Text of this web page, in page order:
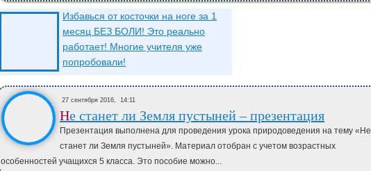
Избавься от косточки на ноге за 1
месяц БЕЗ БОЛИ! Это реально
работает! Многие учителя уже
попробовали!
27 сентября 2016, 14:11
Не станет ли Земля пустыней – презентация
Презентация выполнена для проведения урока природоведения на тему «Не
станет ли Земля пустыней». Материал отобран с учетом возрастных
особенностей учащихся 5 класса. Это пособие можно...